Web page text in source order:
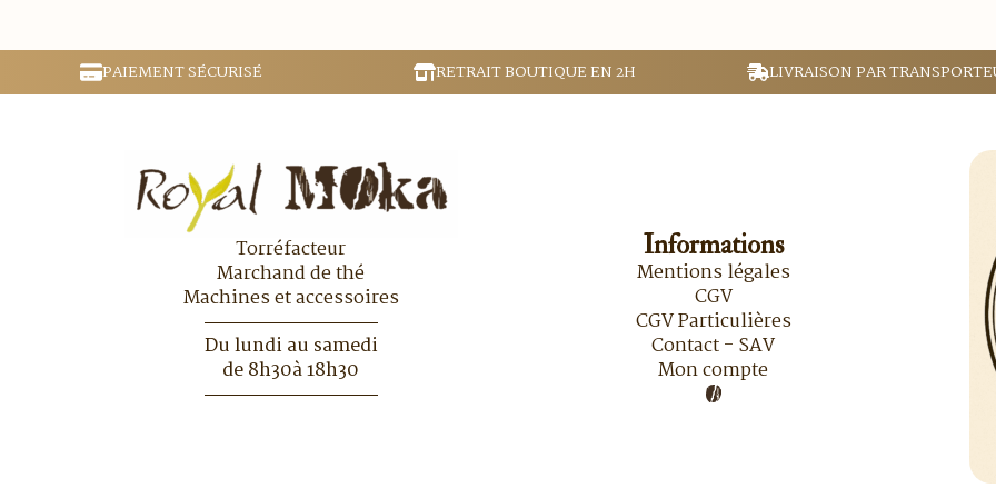
PAIEMENT SÉCURISÉ RETRAIT BOUTIQUE EN 2H LIVRAISON PAR
Torréfacteur
Marchand de thé
Machines et accessoires
Du lundi au samedi
de 8h30à 18h30
Informations
Mentions légales
CGV
CGV Particulières
Contact - SAV
Mon compte